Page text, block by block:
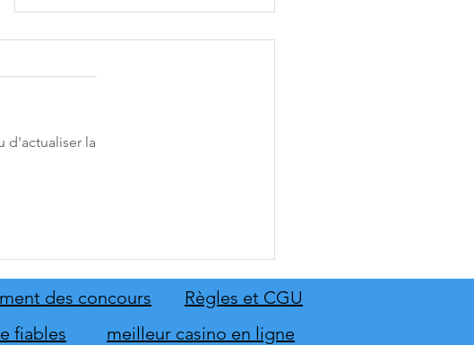
d'actualiser la
Règles et CGU
des concours
meilleur casino en ligne
fiables